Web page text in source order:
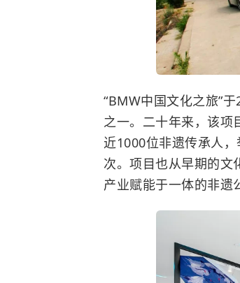
“BMW中国文化之旅”
之一。二十年来，该项
近1000位非遗传承人
次。项目也从早期的文
产业赋能于一体的非遗